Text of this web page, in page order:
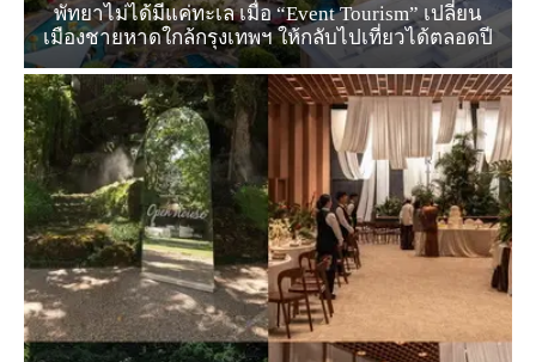
พัทยาไม่ได้มีแค่ทะเล เมื่อ “Event Tourism” เปลี่ยน
เมืองชายหาดใกล้กรุงเทพฯ ให้กลับไปเที่ยวได้ตลอดปี